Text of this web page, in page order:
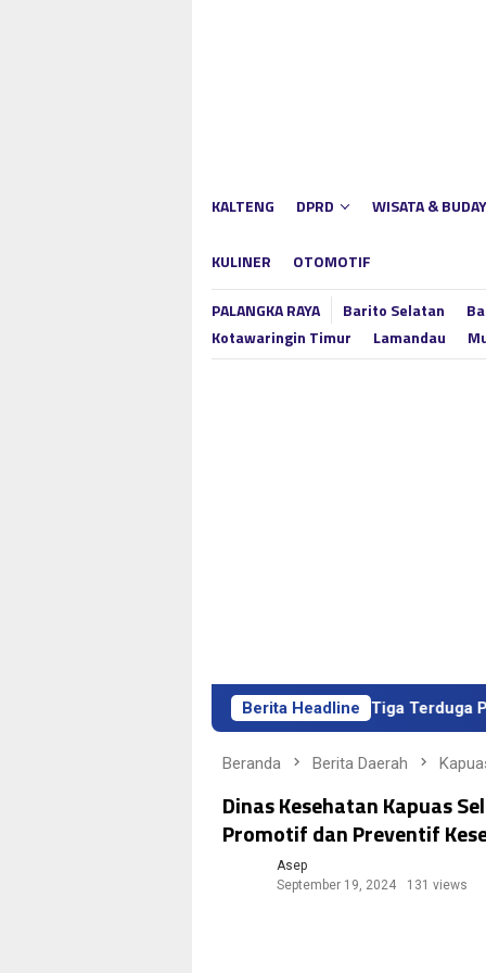
KALTENG DPRD WISATA &
KULINER OTOMOTIF
PALANGKA RAYA Barito Selatan
Kotawaringin Timur
Lamandau
Berita Headline
Polres Barito Utara Tangkap Tiga Terduga Pelaku
Beranda Berita Daerah
Dinas Kesehatan Kapuas
Promotif dan Preventif
Asep
September 19, 2024
131 views